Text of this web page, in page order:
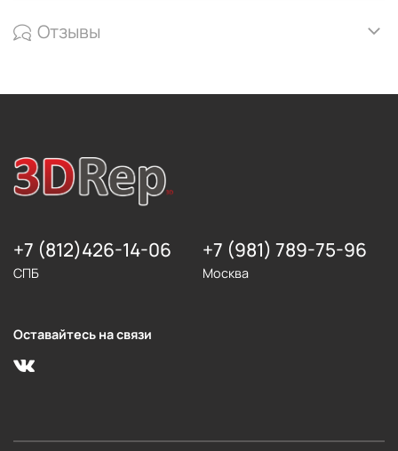
Отзывы
+7 (812)426-14-06
СПБ
+7 (981) 789-75-96
Москва
Оставайтесь на связи